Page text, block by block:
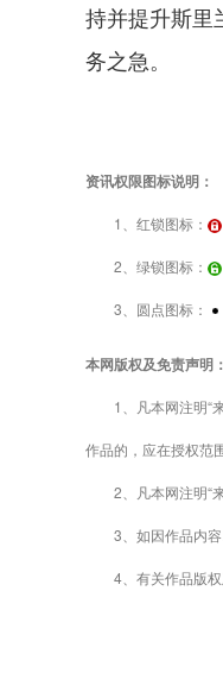
持并提升斯里
务之急。
资讯权限图标说明：
1、红锁图标：
2、绿锁图标：
3、圆点图标：
本网版权及免责声明：
1、凡本网注明“来
作品的，应在授权范
2、凡本网注明“来
3、如因作品内容
4、有关作品版权